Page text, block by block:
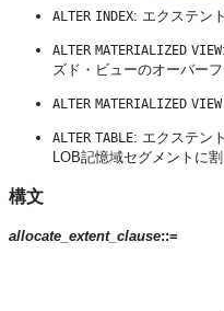
ALTER INDEX: エクステン
ALTER MATERIALIZED VIEW
ズド・ビューのオーバー
ALTER MATERIALIZED VIEW
ALTER TABLE: エクステン
LOB記憶域セグメントに
構文
allocate_extent_clause::=